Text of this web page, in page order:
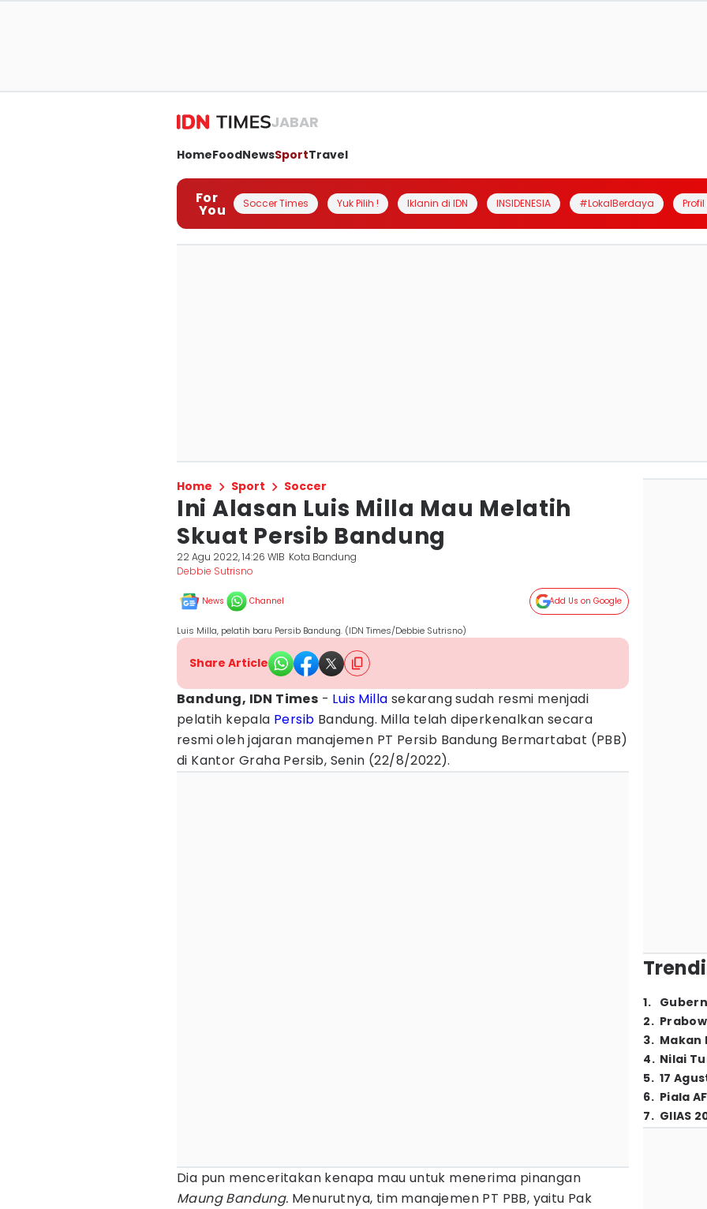
JABAR
HomeFoodNewsSportTravel
For
You Soccer Times Yuk Pilih ! Iklanin di IDN INSIDENESIA #LokalBerdaya
Home Sport Soccer
Ini Alasan Luis Milla Mau Melatih
Skuat Persib Bandung
22 Agu 2022, 14:26 WIB Kota Bandung
Debbie Sutrisno
News Channel Add Us on Google
Luis Milla, pelatih baru Persib Bandung. (IDN Times/Debbie Sutrisno)
Share Article
Bandung, IDN Times - Luis Milla sekarang sudah resmi menjadi
pelatih kepala Persib Bandung. Milla telah diperkenalkan secara
resmi oleh jajaran manajemen PT Persib Bandung Bermartabat (PBB)
di Kantor Graha Persib, Senin (22/8/2022).
Dia pun menceritakan kenapa mau untuk menerima pinangan
Maung Bandung. Menurutnya, tim manajemen PT PBB, yaitu Pak
1.
2.
3. Makan
4. Nilai
5. 17
6. Piala
7. GIIAS